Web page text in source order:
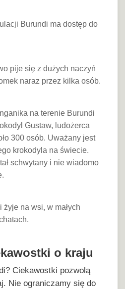
Burundi ma dostęp do
pije się z dużych naczyń
naraz przez kilka osób.
na terenie Burundi
Gustaw, ludożerca
300 osób. Uważany jest
krokodyla na świecie.
schwytany i nie wiadomo
żyje na wsi, w małych
o kraju
Ciekawostki pozwolą
Nie ograniczamy się do